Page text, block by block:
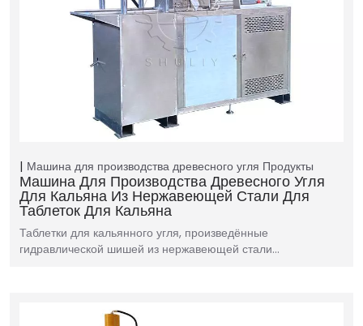
Машина для производства древесного угля Продукты
Машина Для Производства Древесного Угля
Для Кальяна Из Нержавеющей Стали Для
Таблеток Для Кальяна
Таблетки для кальянного угля, произведённые
гидравлической шишей из нержавеющей стали…